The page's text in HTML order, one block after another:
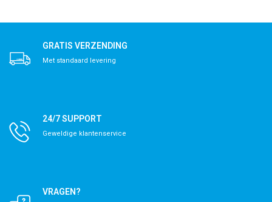
GRATIS VERZENDING
Met standaard levering
24/7 SUPPORT
Geweldige klantenservice
VRAGEN?